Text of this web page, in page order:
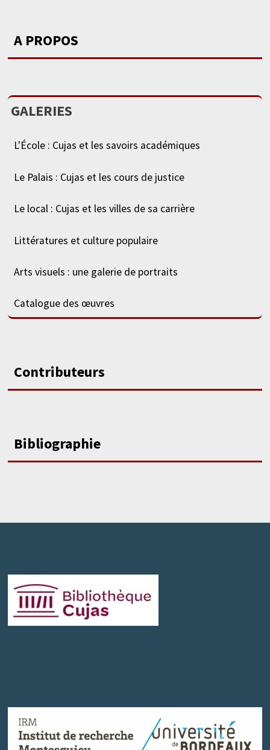
A PROPOS
GALERIES
L'École : Cujas et les savoirs académiques
Le Palais : Cujas et les cours de justice
Le local : Cujas et les villes de sa carrière
Littératures et culture populaire
Arts visuels : une galerie de portraits
Catalogue des œuvres
Contributeurs
Bibliographie